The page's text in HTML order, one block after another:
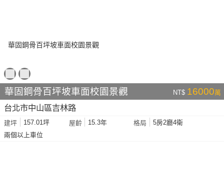
華固鋼骨百坪坡車面校園景觀 NT$ 16000萬
台北市中山區吉林路
建坪 157.01坪 屋齡 15.3年 格局
5房2廳4衛
兩個以上車位